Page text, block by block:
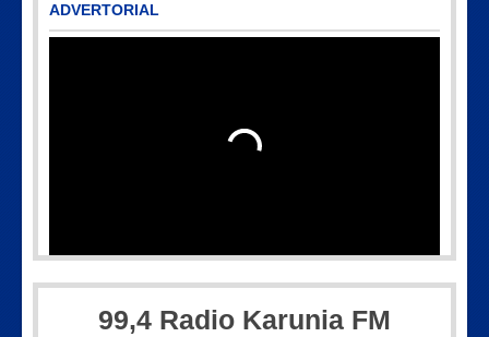
ADVERTORIAL
99,4 Radio Karunia FM